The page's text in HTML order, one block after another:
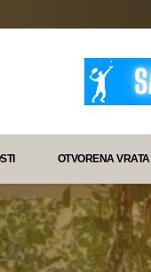
OTVORENA VRATA